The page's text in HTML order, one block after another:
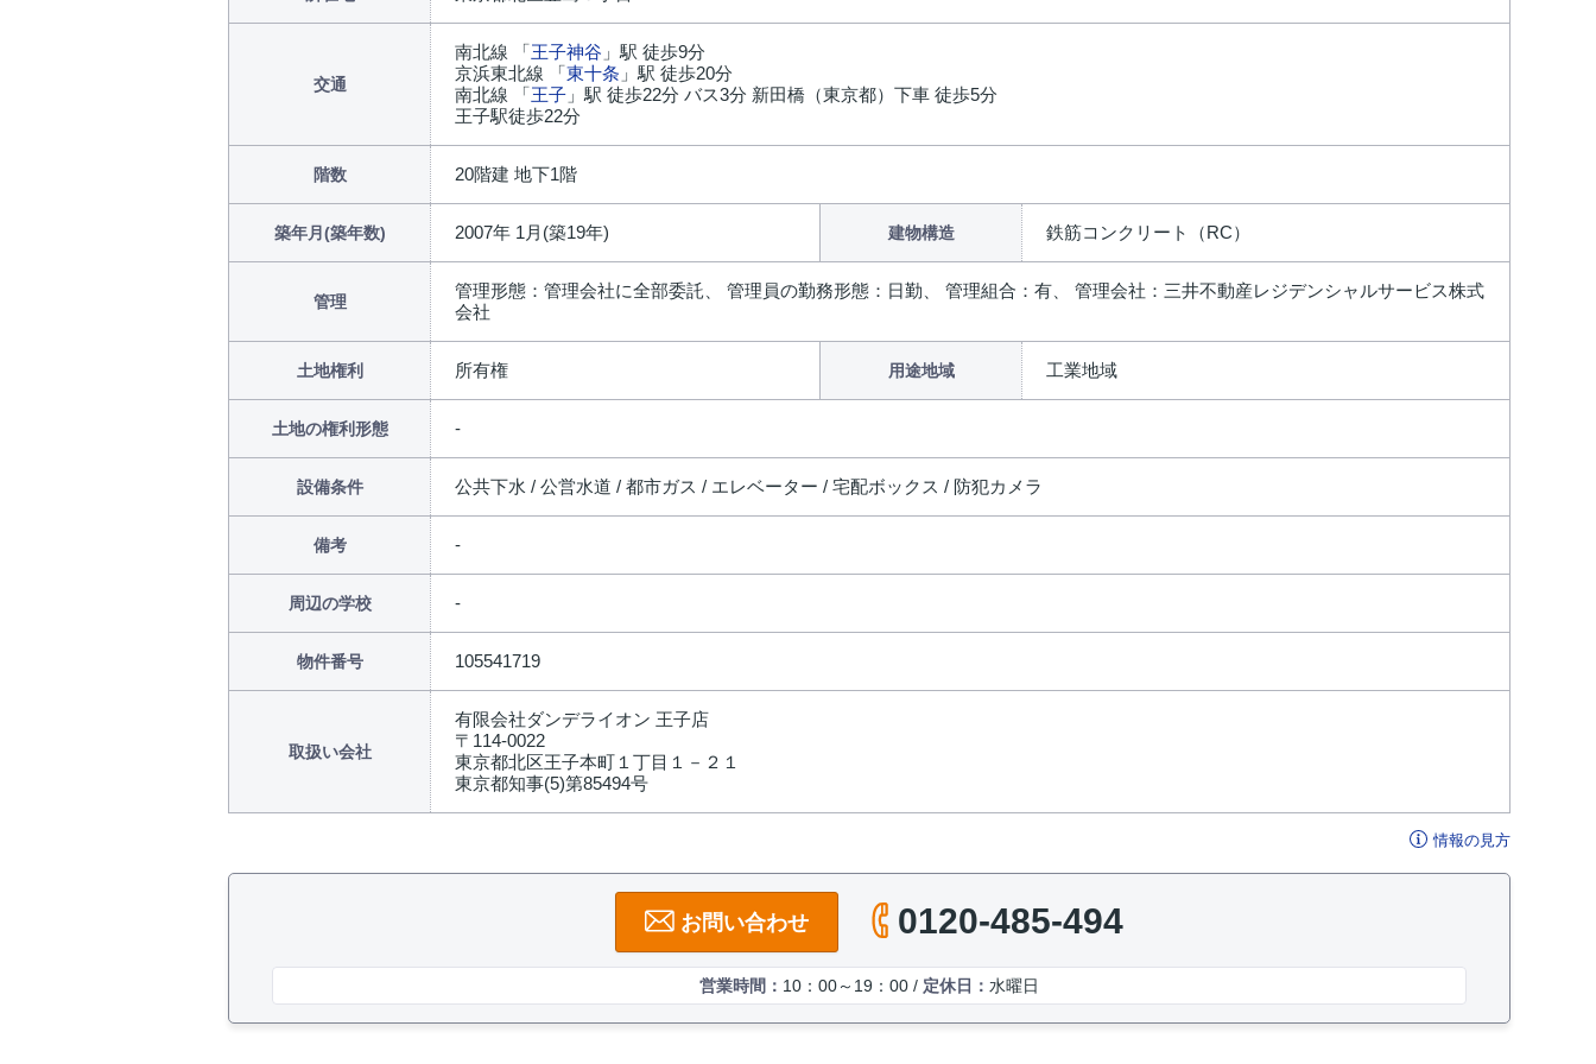
交通
南北線 「王子神谷 」駅 徒歩9分
京浜東北線 「東十条 」駅 徒歩20分
南北線 「王子 」駅 徒歩22分 バス3分 新田橋（東京都）下車 徒歩5分
王子駅徒歩22分
階数 20階建 地下1階
築年月(築年数) 2007年 1月(築19年) 建物構造 鉄筋コンクリート（RC）
管理
管理形態：管理会社に全部委託、 管理員の勤務形態：日勤、 管理組合：有、 管理会社：三井不動産レジデンシャルサービス株式
会社
土地権利 所有権 用途地域 工業地域
土地の権利形態
設備条件 公共下水 / 公営水道 / 都市ガス / エレベーター / 宅配ボックス / 防犯カメラ
備考
周辺の学校
物件番号 105541719
取扱い会社
有限会社ダンデライオン 王子店
〒114-0022
東京都北区王子本町１丁目１－２１
東京都知事(5)第85494号
情報の見方
お問い合わせ 0120-485-494
営業時間： 10：00～19：00 / 定休日： 水曜日